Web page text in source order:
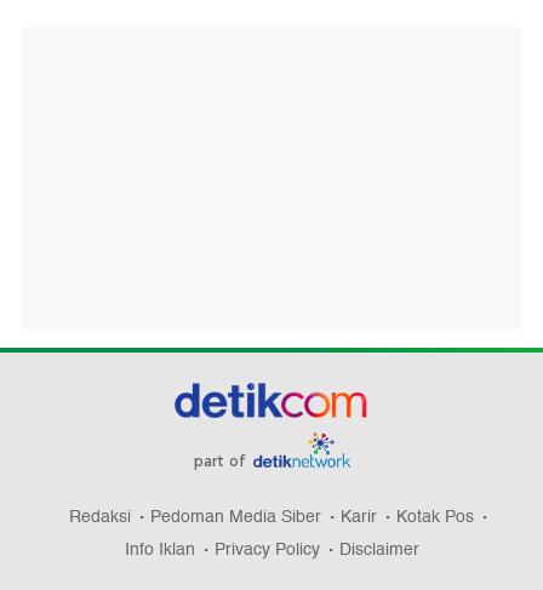
part of
Redaksi Pedoman Media Siber Karir
Kotak Pos
Info Iklan
Privacy Policy Disclaimer